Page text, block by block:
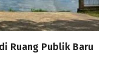
Ruang Publik Baru